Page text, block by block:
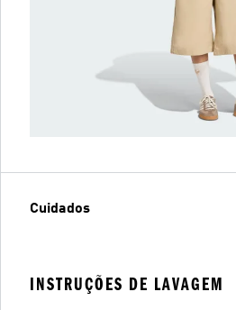
Cuidados
INSTRUÇÕES DE LAVAGEM